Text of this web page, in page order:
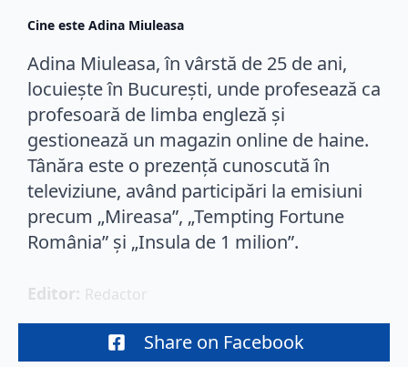
Cine este Adina Miuleasa
Adina Miuleasa, în vârstă de 25 de ani,
locuiește în București, unde profesează ca
profesoară de limba engleză și
gestionează un magazin online de haine.
Tânăra este o prezență cunoscută în
televiziune, având participări la emisiuni
precum „Mireasa”, „Tempting Fortune
România” și „Insula de 1 milion”.
Editor: Redactor
Share on Facebook